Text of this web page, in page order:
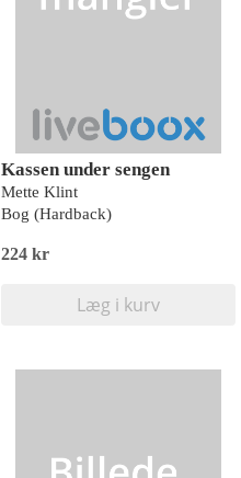
Kassen under sengen
Mette Klint
Bog (Hardback)
224 kr
Læg i kurv